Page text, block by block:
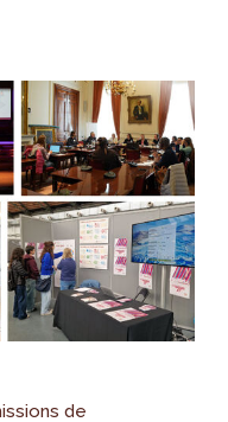
de